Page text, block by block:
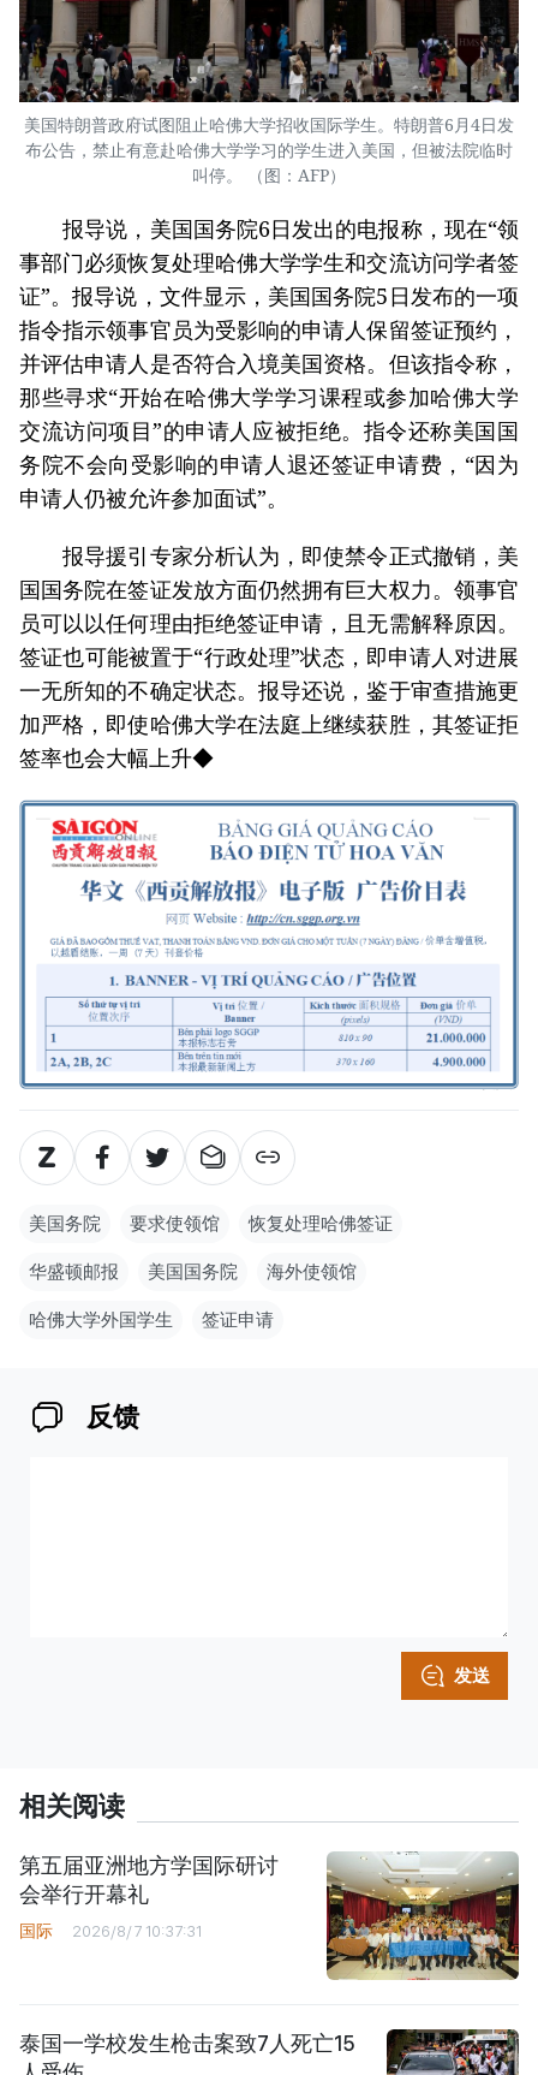
美国特朗普政府试图阻止哈佛大学招收国际学生。特朗普6月4日发
布公告，禁止有意赴哈佛大学学习的学生进入美国，但被法院临时
叫停。 （图：AFP）
报导说，美国国务院6日发出的电报称，现在“领
事部门必须恢复处理哈佛大学学生和交流访问学者签
证”。报导说，文件显示，美国国务院5日发布的一项
指令指示领事官员为受影响的申请人保留签证预约，
并评估申请人是否符合入境美国资格。但该指令称，
那些寻求“开始在哈佛大学学习课程或参加哈佛大学
交流访问项目”的申请人应被拒绝。指令还称美国国
务院不会向受影响的申请人退还签证申请费，“因为
申请人仍被允许参加面试”。
报导援引专家分析认为，即使禁令正式撤销，美
国国务院在签证发放方面仍然拥有巨大权力。领事官
员可以以任何理由拒绝签证申请，且无需解释原因。
签证也可能被置于“行政处理”状态，即申请人对进展
一无所知的不确定状态。报导还说，鉴于审查措施更
加严格，即使哈佛大学在法庭上继续获胜，其签证拒
签率也会大幅上升◆
美国务院 要求使领馆 恢复处理哈佛签证
华盛顿邮报 美国国务院 海外使领馆
哈佛大学外国学生 签证申请
反馈
发送
相关阅读
第五届亚洲地方学国际研讨
会举行开幕礼
国际 2026/8/7 10:37:31
泰国一学校发生枪击案致7人死亡15